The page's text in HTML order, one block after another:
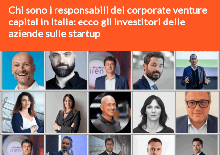
Chi sono i responsabili dei corporate venture
capital in Italia: ecco gli investitori delle
aziende sulle startup